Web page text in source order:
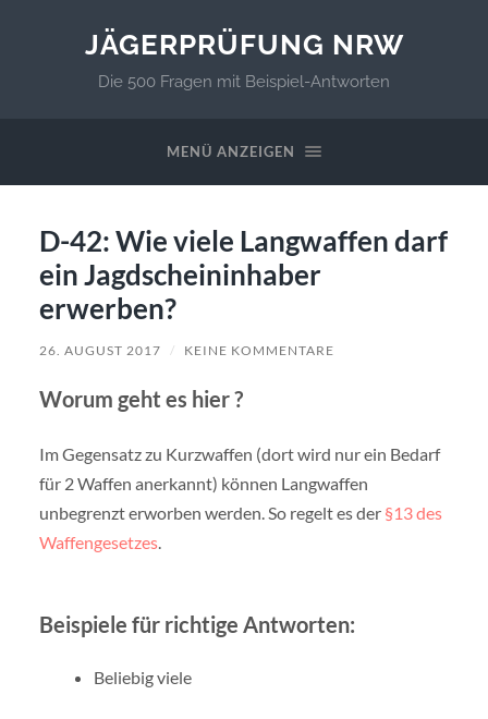
JÄGERPRÜFUNG NRW
Die 500 Fragen mit Beispiel-Antworten
MENÜ ANZEIGEN
D-42: Wie viele Langwaffen darf
ein Jagdscheininhaber
erwerben?
26. AUGUST 2017 / KEINE KOMMENTARE
Worum geht es hier ?
Im Gegensatz zu Kurzwaffen (dort wird nur ein Bedarf
für 2 Waffen anerkannt) können Langwaffen
unbegrenzt erworben werden. So regelt es der §13 des
Waffengesetzes.
Beispiele für richtige Antworten:
Beliebig viele